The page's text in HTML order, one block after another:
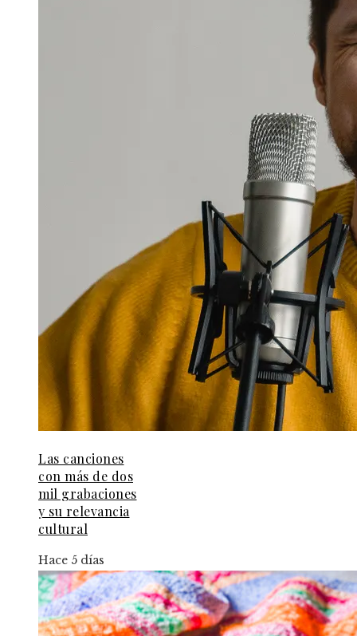
Las canciones
con más de dos
mil grabaciones
y su relevancia
cultural
Hace 5 días